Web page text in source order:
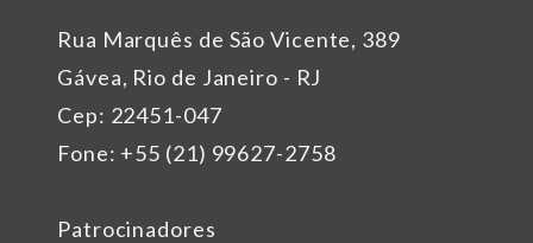
Rua Marquês de São Vicente, 389
Gávea, Rio de Janeiro - RJ
Cep: 22451-047
Fone: +55 (21) 99627-2758
Patrocinadores